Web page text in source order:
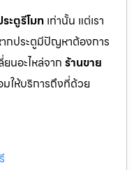
ะตูรีโมท เท่านั้น แต่เรา
กประตูมีปัญหาต้องการ
นอะไหล่จาก ร้านขาย
มให้บริการถึงที่ด้วย